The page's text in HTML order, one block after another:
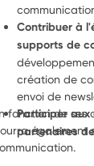
Contribuer à
supports de
création de
envoi de
Participer
partenaires
fonction de
également